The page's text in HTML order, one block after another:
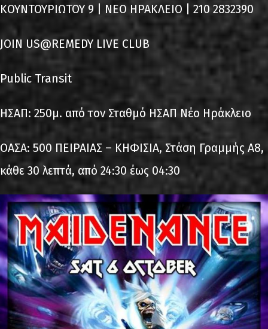
ΚΟΥΝΤΟΥΡΙΩΤΟΥ 9 | ΝΕΟ ΗΡΑΚΛΕΙΟ | 210 2832390
JOIN US@REMEDY LIVE CLUB
Public Transit
ΗΣΑΠ: 250μ. από τον Σταθμό ΗΣΑΠ Νέο Ηράκλειο
ΟΑΣΑ: 500 ΠΕΙΡΑΙΑΣ – ΚΗΦΙΣΙΑ, Στάση Γραμμής Α8,
κάθε 30 λεπτά, από 24:30 έως 04:30